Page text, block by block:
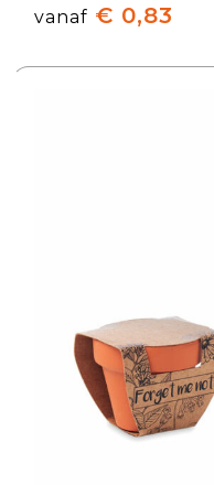
vanaf € 0,83